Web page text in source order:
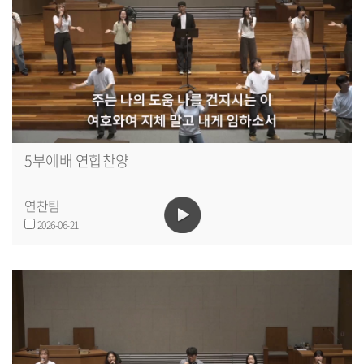
5부예배 연합찬양
연찬팀
2026-06-21